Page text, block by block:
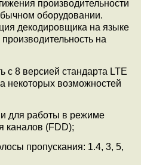
производительности
оборудовании.
декодировщика на языке
на
с 8 версией стандарта LTE
некоторых возможностей
для работы в режиме
каналов (FDD);
пропускания: 1.4, 3, 5,